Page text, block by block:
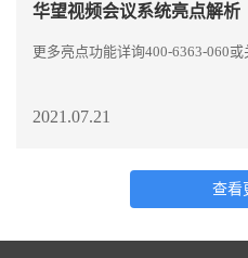
华望视频会议系统亮点解析
更多亮点功能详询400-6363-060或
2021.07.21
查看